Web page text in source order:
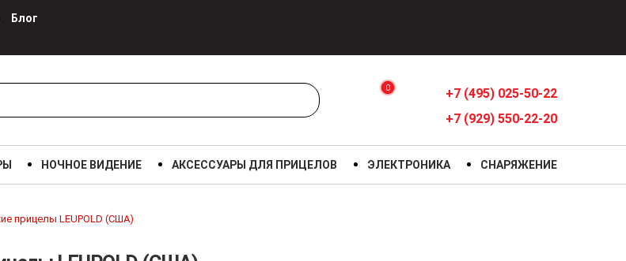
Блог
0
+7 (495) 025-50-22
+7 (929) 550-22-20
НОЧНОЕ ВИДЕНИЕ АКСЕССУАРЫ ДЛЯ ПРИЦЕЛОВ ЭЛЕКТРОНИКА СНАРЯЖЕНИЕ
прицелы LEUPOLD (США)